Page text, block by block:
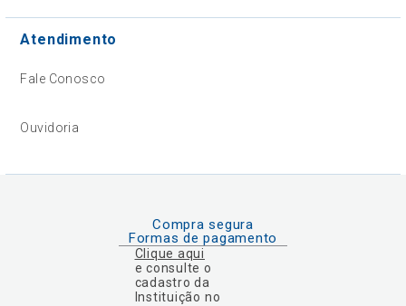
Atendimento
Fale Conosco
Ouvidoria
Compra segura
Formas de pagamento
Clique aqui
e consulte o
cadastro da
Instituição no